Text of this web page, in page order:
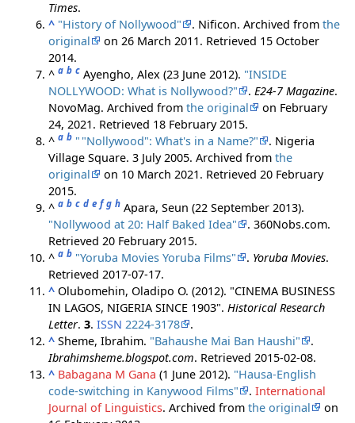
Times.
^ "History of Nollywood" . Nificon. Archived fromthe
original
on 26 March 2011. Retrieved 15 October
2014.
^a b c Ayengho, Alex (23 June 2012). "INSIDE
NOLLYWOOD: What is Nollywood?"
. E24-7 Magazine.
NovoMag. Archived fromthe original
on February
24, 2021. Retrieved 18 February2015.
^a b " "Nollywood": What's in a Name?"
. Nigeria
Village Square. 3 July 2005. Archived fromthe
original
on 10 March 2021. Retrieved 20 February
2015.
^a b c d e f g h Apara, Seun (22 September 2013).
"Nollywood at 20: Half Baked Idea"
. 360Nobs.com.
Retrieved 20 February2015.
^a b "Yoruba Movies Yoruba Films" . Yoruba Movies.
Retrieved 2017-07-17.
^ Olubomehin, Oladipo O. (2012). "CINEMA BUSINESS
IN LAGOS, NIGERIA SINCE 1903". Historical Research
Letter.3.ISSN 2224-3178
.
^ Sheme, Ibrahim. "Bahaushe Mai Ban Haushi"
.
Ibrahimsheme.blogspot.com. Retrieved 2015-02-08.
^ Babagana M Gana (1 June 2012). "Hausa-English
code-switching in Kanywood Films"
.International
Journal of Linguistics. Archived fromthe original
on